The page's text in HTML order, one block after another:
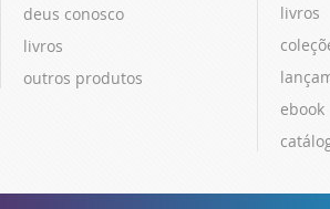
deus conosco
livros
outros produtos
livros
ebook